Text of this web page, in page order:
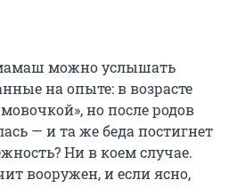
можно услышать
на опыте: в возрасте
но после родов
— и та же беда постигнет
Ни в коем случае.
вооружен, и если ясно,